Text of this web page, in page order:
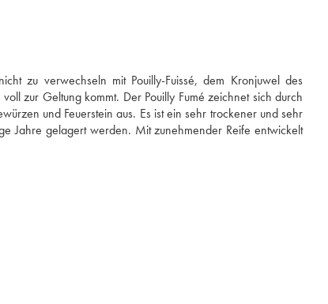
zu verwechseln mit Pouilly-Fuissé, dem Kronjuwel des
zur Geltung kommt. Der Pouilly Fumé zeichnet sich durch
und Feuerstein aus. Es ist ein sehr trockener und sehr
Jahre gelagert werden. Mit zunehmender Reife entwickelt